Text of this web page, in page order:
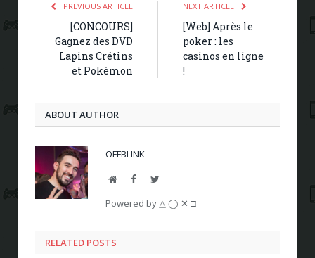
PREVIOUS ARTICLE
[CONCOURS]
Gagnez des DVD
Lapins Crétins
et Pokémon
NEXT ARTICLE
[Web] Après le
poker : les
casinos en ligne
!
ABOUT AUTHOR
OFFBLINK
WebsiteFacebookTwitter
Powered by △ ◯ ✕ □
RELATED POSTS